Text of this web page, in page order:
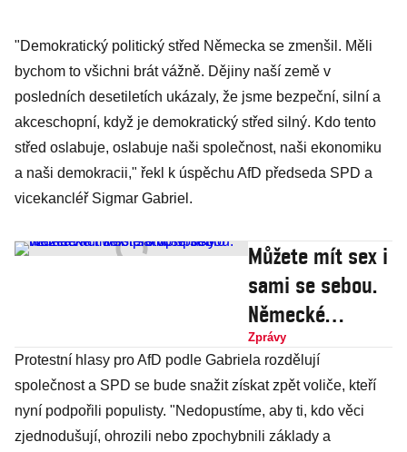
"Demokratický politický střed Německa se zmenšil. Měli
bychom to všichni brát vážně. Dějiny naší země v
posledních desetiletích ukázaly, že jsme bezpeční, silní a
akceschopní, když je demokratický střed silný. Kdo tento
střed oslabuje, oslabuje naši společnost, naši ekonomiku
a naši demokracii," řekl k úspěchu AfD předseda SPD a
vicekancléř Sigmar Gabriel.
Můžete mít sex i
sami se sebou.
Německé
ministerstvo
spustilo
vzdělávací web
pro uprchlíky
Zprávy
Protestní hlasy pro AfD podle Gabriela rozdělují
společnost a SPD se bude snažit získat zpět voliče, kteří
nyní podpořili populisty. "Nedopustíme, aby ti, kdo věci
zjednodušují, ohrozili nebo zpochybnili základy a